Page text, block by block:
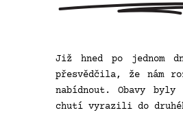
Již hned po jednom
přesvědčila, že nám
nabídnout. Obavy
chutí vyrazili do